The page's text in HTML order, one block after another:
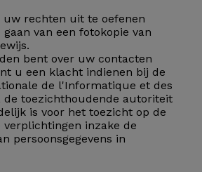
uw rechten uit te oefenen
van een fotokopie van
bent over uw contacten
u een klacht indienen bij de
de l'Informatique et des
de toezichthoudende autoriteit
is voor het toezicht op de
verplichtingen inzake de
persoonsgegevens in